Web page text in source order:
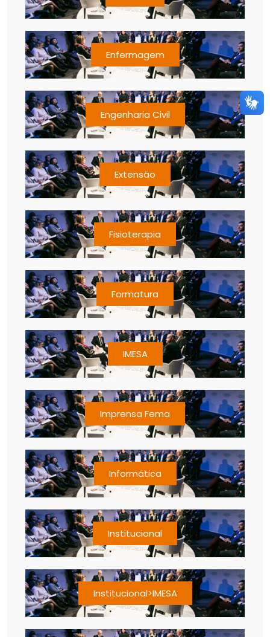
Enfermagem
Engenharia Civil
Extensão
Fisioterapia
Formatura
IMESA
Imprensa Fema
Informática
Institucional
Institucional>IMESA